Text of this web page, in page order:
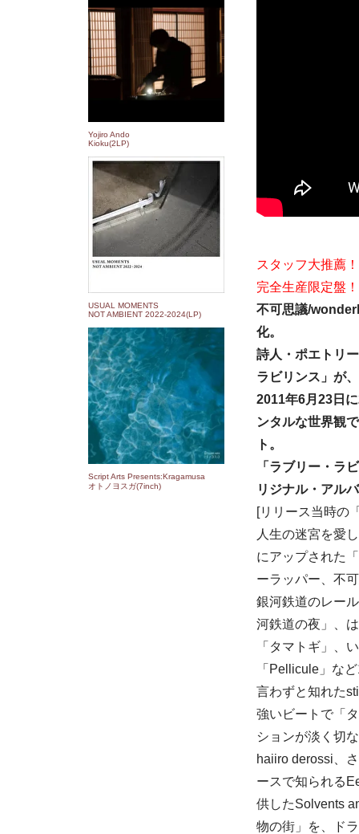
Yojiro Ando
Kioku(2LP)
USUAL MOMENTS
NOT AMBIENT 2022​-​2024(LP)
Script Arts Presents:Kragamusa
オトノヨスガ(7inch)
スタッフ大推薦！
完全生産限定盤！
不可思議/
化。
詩人・ポエトリ
ラビリンス」が
2011年6月23日
ンタルな世界観
ト。
「ラブリー・ラ
リジナル・アル
[リリース当時の
人生の迷宮を愛
にアップされた
ーラッパー、不
銀河鉄道のレー
河鉄道の夜」、
「タマトギ」、
「Pellicule」な
言わずと知れた
強いビートで「
ションが淡く切
haiiro derossi、
ースで知られる
供したSolvents
物の街」を、ド